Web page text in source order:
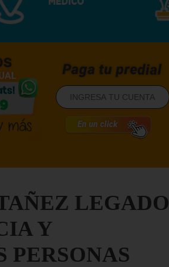
LEGADO
Y
PERSONAS